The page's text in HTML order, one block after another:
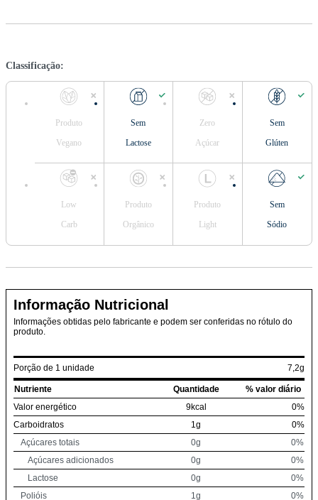
Classificação:
Produto
Vegano
Sem
Lactose
Zero
Açúcar
Sem
Glúten
Low
Carb
Produto
Orgânico
Produto
Light
Sem
Sódio
Informação Nutricional
Informações obtidas pelo fabricante e podem ser conferidas no rótulo do
produto.
Porção de 1 unidade 7,2g
Nutriente Quantidade
% valor diário
Valor energético
9kcal
0%
Carboidratos
1g
0%
Açúcares totais
0g
0%
Açúcares adicionados
0g
0%
Lactose
0g
0%
Polióis
1g
0%